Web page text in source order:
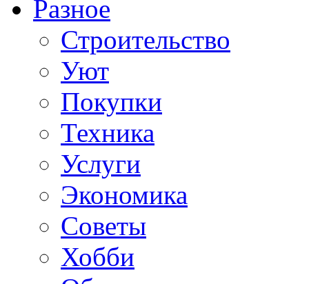
Разное
Строительство
Уют
Покупки
Техника
Услуги
Экономика
Советы
Хобби